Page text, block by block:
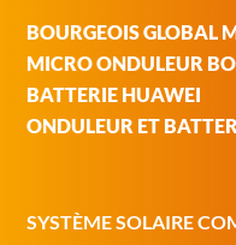
BOURGEOIS GLOBAL
MICRO ONDULEUR
BATTERIE HUAWEI
ONDULEUR ET
SYSTÈME SOLAIRE